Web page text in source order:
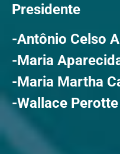
Presidente
-Antônio Celso
-Maria
-Maria Martha
-Wallace